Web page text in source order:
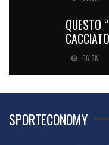
QUESTO
56.8K
SPORTECONOMY